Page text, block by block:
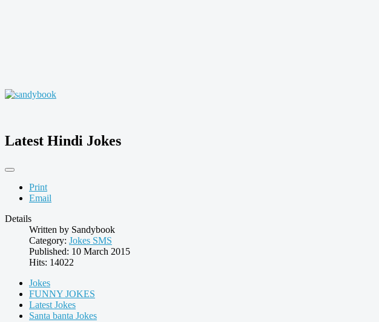
Latest Hindi Jokes
Print
Email
Details
Written by Sandybook
Category: Jokes SMS
Published: 10 March 2015
Hits: 14022
Jokes
FUNNY JOKES
Latest Jokes
Santa banta Jokes